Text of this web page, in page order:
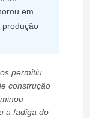
em
produção
permitiu
construção
a fadiga do